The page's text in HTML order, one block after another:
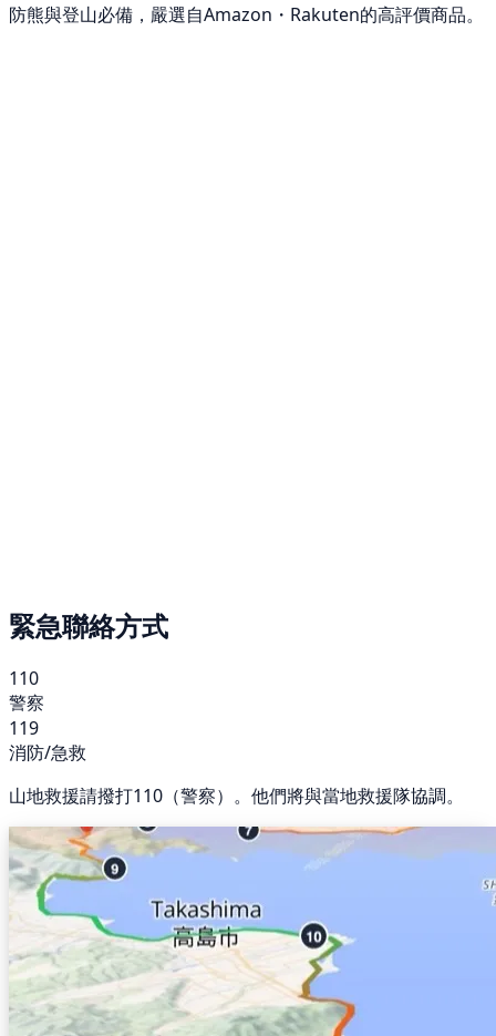
防熊與登山必備，嚴選自Amazon・Rakuten的高評價商品。
緊急聯絡方式
110
警察
119
消防/急救
山地救援請撥打110（警察）。他們將與當地救援隊協調。